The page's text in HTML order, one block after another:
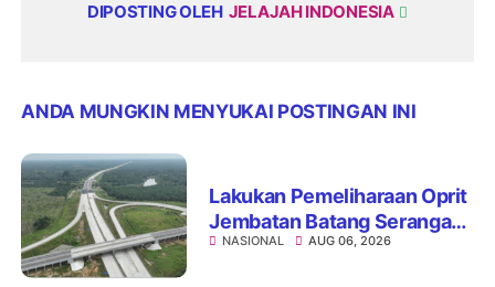
DIPOSTING OLEH JELAJAH INDONESIA
ANDA MUNGKIN MENYUKAI POSTINGAN INI
Lakukan Pemeliharaan Oprit
Jembatan Batang Serangan,
Hutama Karya Uji Coba
NASIONAL AUG 06, 2026